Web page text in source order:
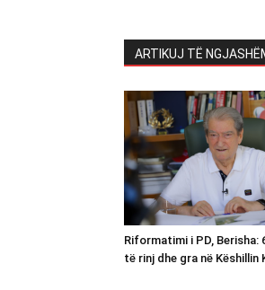
ARTIKUJ TË
Riformatimi i PD, Berisha:
të rinj dhe gra në Këshillin